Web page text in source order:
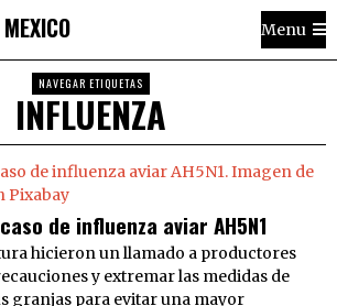
Menu
NAVEGAR ETIQUETAS
INFLUENZA
de influenza aviar AH5N1
hicieron un llamado a productores
y extremar las medidas de
granjas para evitar una mayor